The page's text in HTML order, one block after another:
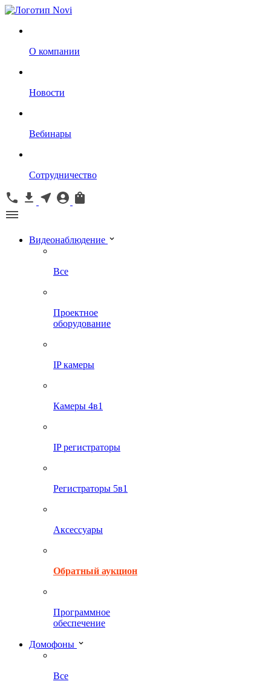
О компании
Новости
Вебинары
Сотрудничество
Видеонаблюдение
Все
Проектное
оборудование
IP камеры
Камеры 4в1
IP регистраторы
Регистраторы 5в1
Аксессуары
Обратный аукцион
Программное
обеспечение
Домофоны
Все